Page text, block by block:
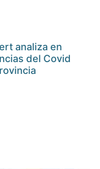
analiza en
del Covid